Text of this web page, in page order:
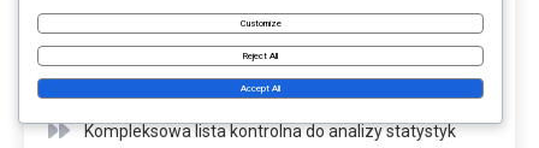
Chinach
Kompleksowa lista kontrolna do analizy statystyk
Customize
Reject All
Accept All